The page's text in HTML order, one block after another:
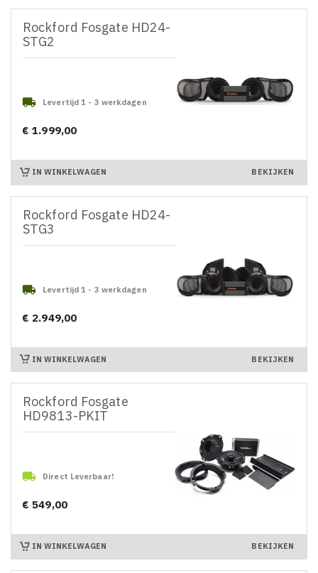
Rockford Fosgate HD24-
STG2
 Levertijd 1 - 3 werkdagen
Prijs
€ 1.999,00
IN WINKELWAGEN BEKIJKEN
Rockford Fosgate HD24-
STG3
 Levertijd 1 - 3 werkdagen
Prijs
€ 2.949,00
IN WINKELWAGEN BEKIJKEN
Rockford Fosgate
HD9813-PKIT
 Direct Leverbaar!
Prijs
€ 549,00
IN WINKELWAGEN BEKIJKEN